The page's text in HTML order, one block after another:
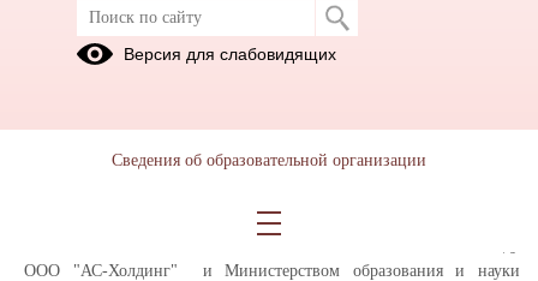
Анкета для опроса получателей
услуг о качестве условий оказания
В соответствии с Государственным контрактом
ООО "АС-Холдинг" и Министерством образования и науки
Версия для слабовидящих
Сведения об образовательной организации